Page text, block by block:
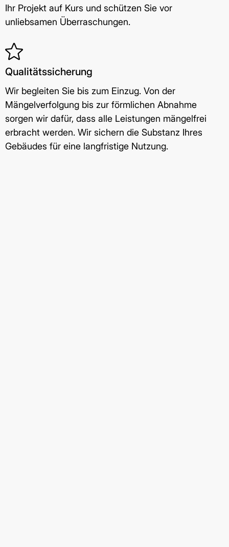
Ihr Projekt auf Kurs und schützen Sie vor
unliebsamen Überraschungen.
Qualitätssicherung
Wir begleiten Sie bis zum Einzug. Von der
Mängelverfolgung bis zur förmlichen Abnahme
sorgen wir dafür, dass alle Leistungen mängelfrei
erbracht werden. Wir sichern die Substanz Ihres
Gebäudes für eine langfristige Nutzung.